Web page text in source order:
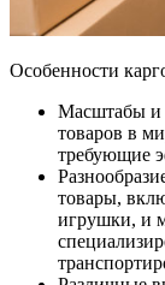
Особенности
Масштабы и
товаров в
требующие
товары,
игрушки, и